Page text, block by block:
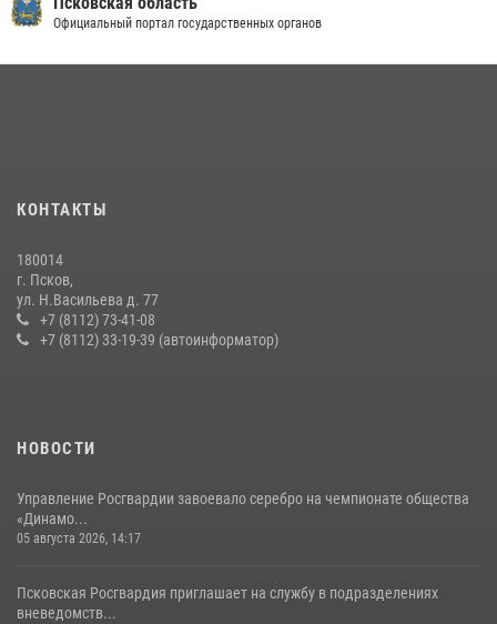
церемонии
Росгвардейцы одержали победу
Сотрудники вневедомственной охраны Росгвардии за минувшие
сутки пресекли в областном центре серию краж
22 июля 2026, 10:19
16 июля 2026, 10:24
Официальный портал государственных органов
КОНТАКТЫ
180014
г. Псков,
ул. Н.Васильева д. 77
+7 (8112) 73-41-08
+7 (8112) 33-19-39 (автоинформатор)
НОВОСТИ
Управление Росгвардии завоевало серебро на чемпионате общества
«Динамо...
05 августа 2026, 14:17
Псковская Росгвардия приглашает на службу в подразделениях
вневедомств...